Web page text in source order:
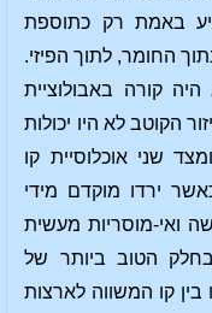
באמת רק כתוספת
החומר, לתוך הפיזי.
קורה באבולוציית
הקוטב לא היו יכולות
שני אוכלוסיית קו
ירדו מוקדם מידי
ואי-מוסריות מעשית
הטוב ביותר של
בין קו המשווה לארצות